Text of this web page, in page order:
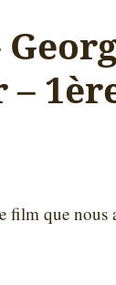
–
film que nous